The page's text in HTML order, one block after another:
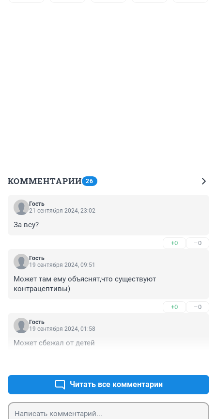
КОММЕНТАРИИ 26
Гость
21 сентября 2024, 23:02
За всу?
+0 –0
Гость
19 сентября 2024, 09:51
Может там ему объяснят,что существуют
контрацептивы)
+0 –0
Гость
19 сентября 2024, 01:58
Может сбежал от детей
Читать все комментарии